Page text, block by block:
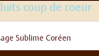
coup de coeur
Sublime Coréen